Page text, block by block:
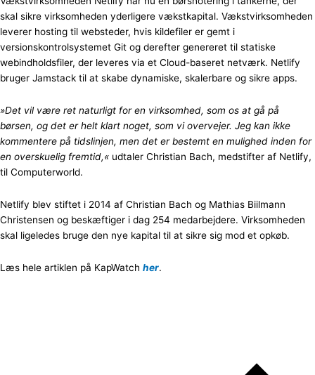
skal sikre virksomheden yderligere vækstkapital. Vækstvirksomheden
leverer hosting til websteder, hvis kildefiler er gemt i
versionskontrolsystemet Git og derefter genereret til statiske
webindholdsfiler, der leveres via et Cloud-baseret netværk. Netlify
bruger Jamstack til at skabe dynamiske, skalerbare og sikre apps.
»Det vil være ret naturligt for en virksomhed, som os at gå på
børsen, og det er helt klart noget, som vi overvejer. Jeg kan ikke
kommentere på tidslinjen, men det er bestemt en mulighed inden for
en overskuelig fremtid,« udtaler Christian Bach, medstifter af Netlify,
til Computerworld.
Netlify blev stiftet i 2014 af Christian Bach og Mathias Biilmann
Christensen og beskæftiger i dag 254 medarbejdere. Virksomheden
skal ligeledes bruge den nye kapital til at sikre sig mod et opkøb.
Læs hele artiklen på KapWatch her.